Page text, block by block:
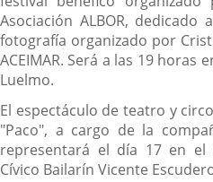
Asociación ALBOR,
fotografía organizado por
ACEIMAR. Será a las 19 horas
Luelmo.
El espectáculo de teatro y
"Paco", a cargo de la
representará el día 17 en
Cívico Bailarín Vicente